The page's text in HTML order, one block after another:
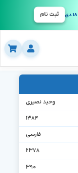
ثبت نام
وحید نصیری
1384
فارسی
2378
390